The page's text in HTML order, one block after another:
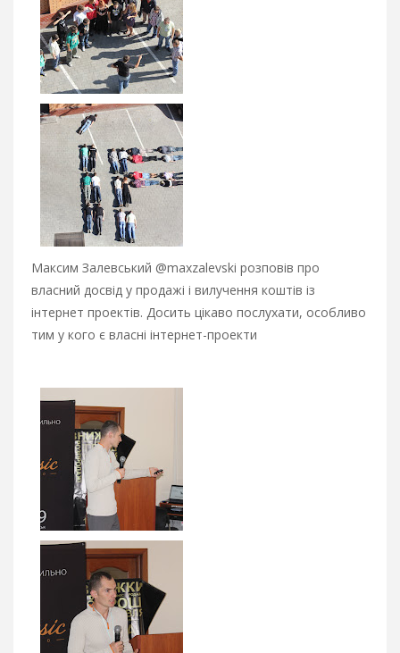
Максим Залевський @maxzalevski розповів про
власний досвід у продажі і вилучення коштів із
інтернет проектів. Досить цікаво послухати, особливо
тим у кого є власні інтернет-проекти